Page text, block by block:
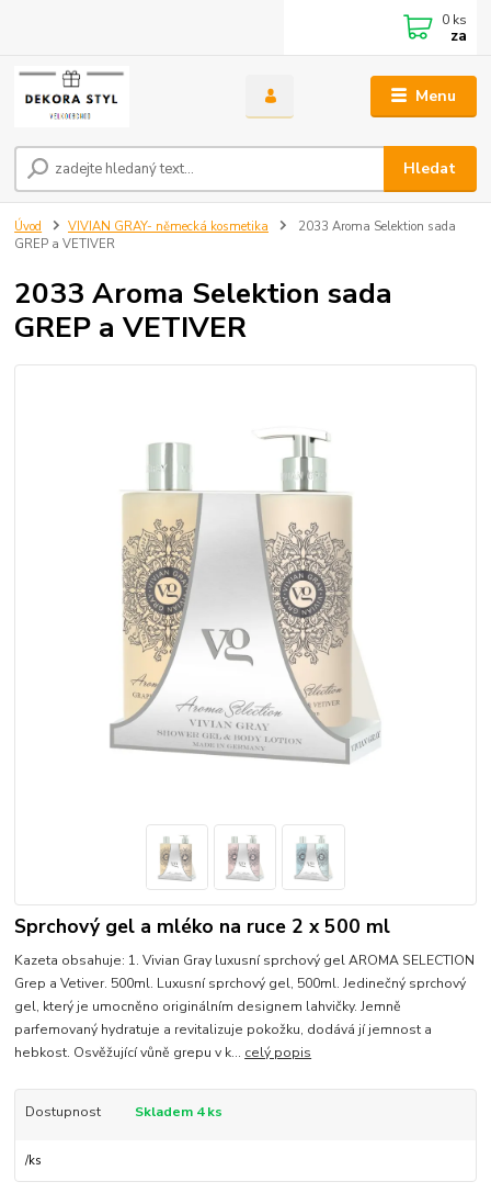
Menu
Hledat
0 ks
za
Úvod VIVIAN GRAY- německá kosmetika
2033 Aroma Selektion sada
GREP a VETIVER
2033 Aroma Selektion sada
GREP a VETIVER
Sprchový gel a mléko na ruce 2 x 500 ml
Kazeta obsahuje: 1. Vivian Gray luxusní sprchový gel AROMA SELECTION
Grep a Vetiver. 500ml. Luxusní sprchový gel, 500ml. Jedinečný sprchový
gel, který je umocněno originálním designem lahvičky. Jemně
parfemovaný hydratuje a revitalizuje pokožku, dodává jí jemnost a
hebkost. Osvěžující vůně grepu v k... celý popis
Dostupnost Skladem 4 ks
/ks